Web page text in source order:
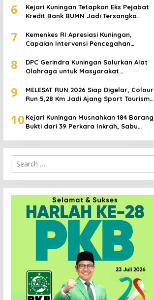
6
Kejari Kuningan Tetapkan Eks Pejabat
Kredit Bank BUMN Jadi Tersangka
7
Kemenkes RI Apresiasi Kuningan,
Capaian Intervensi Pencegahan
8
DPC Gerindra Kuningan Salurkan Alat
Olahraga untuk Masyarakat
Generasi Muda
9
MELESAT RUN 2026 Siap Digelar, Colour
Run 5,28 Km Jadi Ajang Sport Tourism
10 Kejari Kuningan Musnahkan 184 Barang
Bukti dari 39 Perkara Inkrah, Sabu
Search
for: